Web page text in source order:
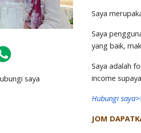
saya
Saya
Saya
yang baik,
Saya adalah
income
Hubungi
JOM